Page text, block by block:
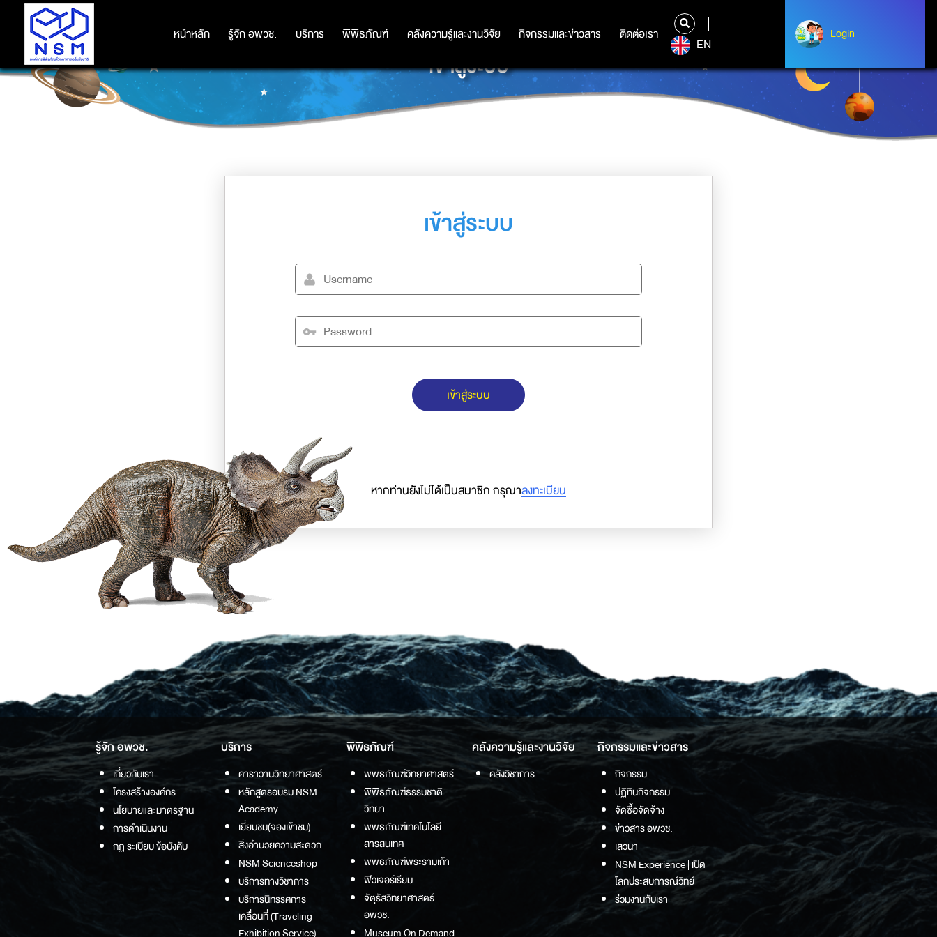
หน้าหลัก รู้จัก อพวช. บริการ พิพิธภัณฑ์ คลังความรู้และงานวิจัย กิจกรรมและข่าวสาร ติดต่อเรา
หน้าหลัก รู้จัก อพวช. บริการ พิพิธภัณฑ์ คลังความรู้และงานวิจัย กิจกรรมและข่าวสาร ติดต่อเรา
EN
Login
Albert Einstein
เข้าสู่ระบบ
เข้าสู่ระบบ
เข้าสู่ระบบ
หากท่านยังไม่ได้เป็นสมาชิก กรุณาลงทะเบียน
รู้จัก อพวช.
เกี่ยวกับเรา
โครงสร้างองค์กร
นโยบายและมาตรฐาน
การดำเนินงาน
กฏ ระเบียบ ข้อบังคับ
บริการ
คาราวานวิทยาศาสตร์
หลักสูตรอบรม NSM
Academy
เยี่ยมชม(จองเข้าชม)
สิ่งอำนวยความสะดวก
NSM Scienceshop
บริการทางวิชาการ
บริการนิทรรศการ
เคลื่อนที่ (Traveling
Exhibition Service)
พิพิธภัณฑ์
พิพิธภัณฑ์วิทยาศาสตร์
พิพิธภัณฑ์ธรรมชาติ
วิทยา
พิพิธภัณฑ์เทคโนโลยี
สารสนเทศ
พิพิธภัณฑ์พระรามเก้า
ฟิวเจอร์เรียม
จัตุรัสวิทยาศาสตร์
อพวช.
Museum On Demand
คลังความรู้และงานวิจัย
คลังวิชาการ
กิจกรรมและข่าวสาร
กิจกรรม
ปฏิทินกิจกรรม
จัดซื้อจัดจ้าง
ข่าวสาร อพวช.
เสวนา
NSM Experience | เปิด
โลกประสบการณ์วิทย์
ร่วมงานกับเรา